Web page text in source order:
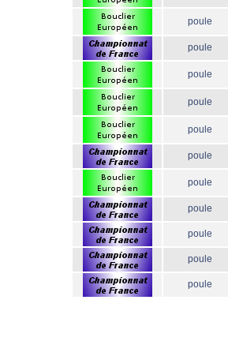
poule
poule
poule
poule
poule
poule
poule
poule
poule
poule
poule